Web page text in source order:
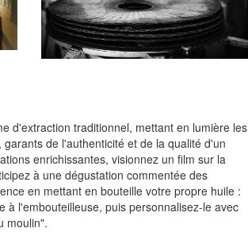
d'extraction traditionnel, mettant en lumière les
de l'authenticité et de la qualité d'un
enrichissantes, visionnez un film sur la
à une dégustation commentée des
en mettant en bouteille votre propre huile :
à l'embouteilleuse, puis personnalisez-le avec
moulin".